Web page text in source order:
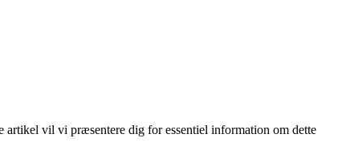
artikel vil vi præsentere dig for essentiel information om dette